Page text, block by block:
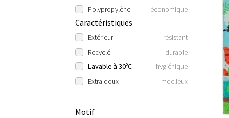
Polypropylène
économique
Caractéristiques
Extérieur
résistant
Recyclé
durable
Lavable à 30ºC
hygiénique
Extra doux
moelleux
Motif